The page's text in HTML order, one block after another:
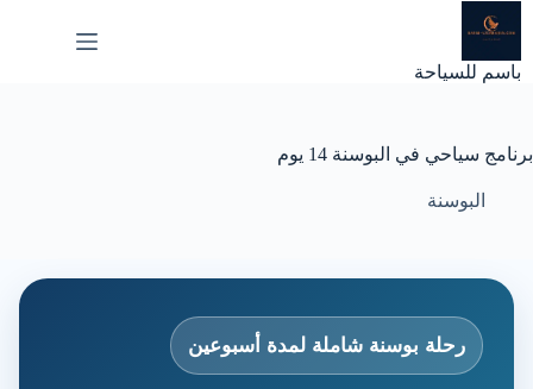
إلى
باسم للسياحة
برنامج سياحي في البوسنة 14 يوم
البوسنة
رحلة بوسنة شاملة لمدة أسبوعين